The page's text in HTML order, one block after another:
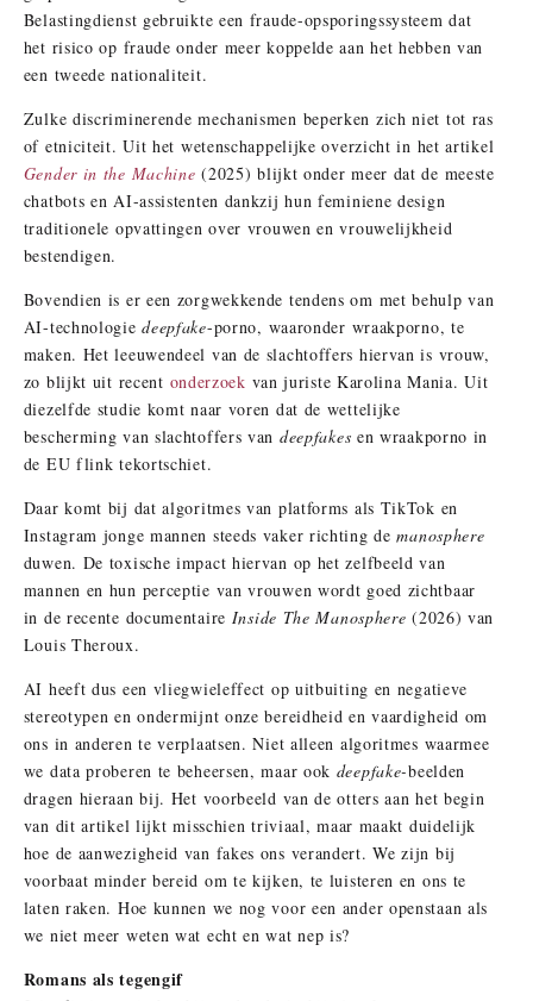
Belastingdienst gebruikte een fraude-opsporingssysteem dat
het risico op fraude onder meer koppelde aan het hebben van
een tweede nationaliteit.
Zulke discriminerende mechanismen beperken zich niet tot ras
of etniciteit. Uit het wetenschappelijke overzicht in het artikel
Gender in the Machine (2025) blijkt onder meer dat de meeste
chatbots en AI-assistenten dankzij hun feminiene design
traditionele opvattingen over vrouwen en vrouwelijkheid
bestendigen.
Bovendien is er een zorgwekkende tendens om met behulp van
AI-technologiedeepfake-porno, waaronder wraakporno, te
maken. Het leeuwendeel van de slachtoffers hiervan is vrouw,
zo blijkt uit recent onderzoek van juriste Karolina Mania. Uit
diezelfde studie komt naar voren dat de wettelijke
bescherming van slachtoffers van deepfakes en wraakporno in
de EU flink tekortschiet.
Daar komt bij dat algoritmes van platforms als TikTok en
Instagram jonge mannen steeds vaker richting demanosphere
duwen. De toxische impact hiervan op het zelfbeeld van
mannen en hun perceptie van vrouwen wordt goed zichtbaar
in de recente documentaire Inside The Manosphere (2026) van
Louis Theroux.
AI heeft dus een vliegwieleffect op uitbuiting en negatieve
stereotypen en ondermijnt onze bereidheid en vaardigheid om
ons in anderen te verplaatsen. Niet alleen algoritmes waarmee
we data proberen te beheersen, maar ook deepfake-beelden
dragen hieraan bij. Het voorbeeld van de otters aan het begin
van dit artikel lijkt misschien triviaal, maar maakt duidelijk
hoe de aanwezigheid van fakes ons verandert. We zijn bij
voorbaat minder bereid om te kijken, te luisteren en ons te
laten raken. Hoe kunnen we nog voor een ander openstaan als
we niet meer weten wat echt en wat nep is?
Romans als tegengif